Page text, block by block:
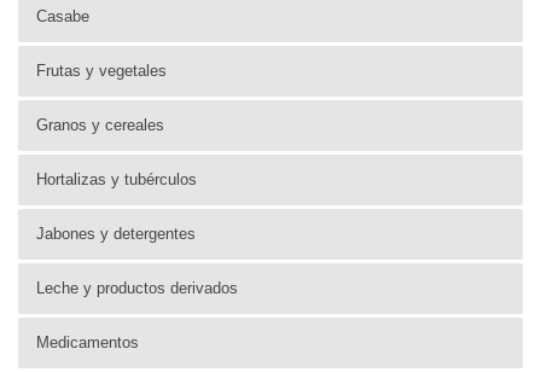
Casabe
Frutas y vegetales
Granos y cereales
Hortalizas y tubérculos
Jabones y detergentes
Leche y productos derivados
Medicamentos